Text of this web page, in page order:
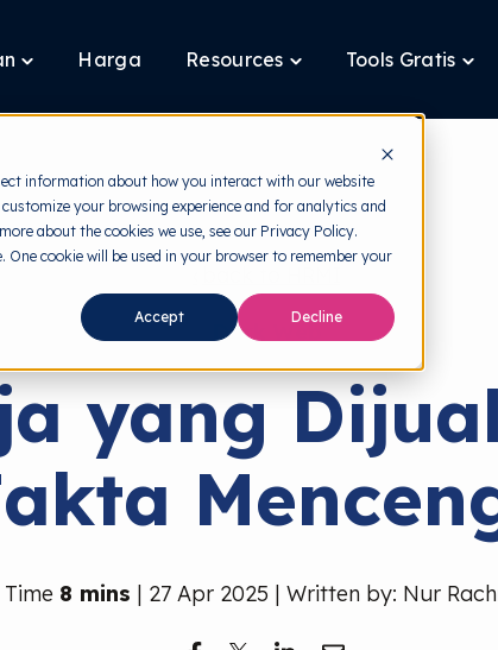
information about how you interact with our website
your browsing experience and for analytics and
about the cookies we use, see our Privacy Policy.
cookie will be used in your browser to remember your
Accept Decline
Toggle
Layanan
Harga Resources
Toggle
Resources
Tools Gratis
Dark Web
yang
8 mins | 27 Apr 2025 | Written by: Nur